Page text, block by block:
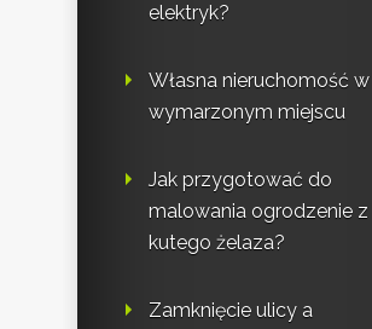
elektryk?
Własna nieruchomość w
wymarzonym miejscu
Jak przygotować do
malowania ogrodzenie z
kutego żelaza?
Zamknięcie ulicy a